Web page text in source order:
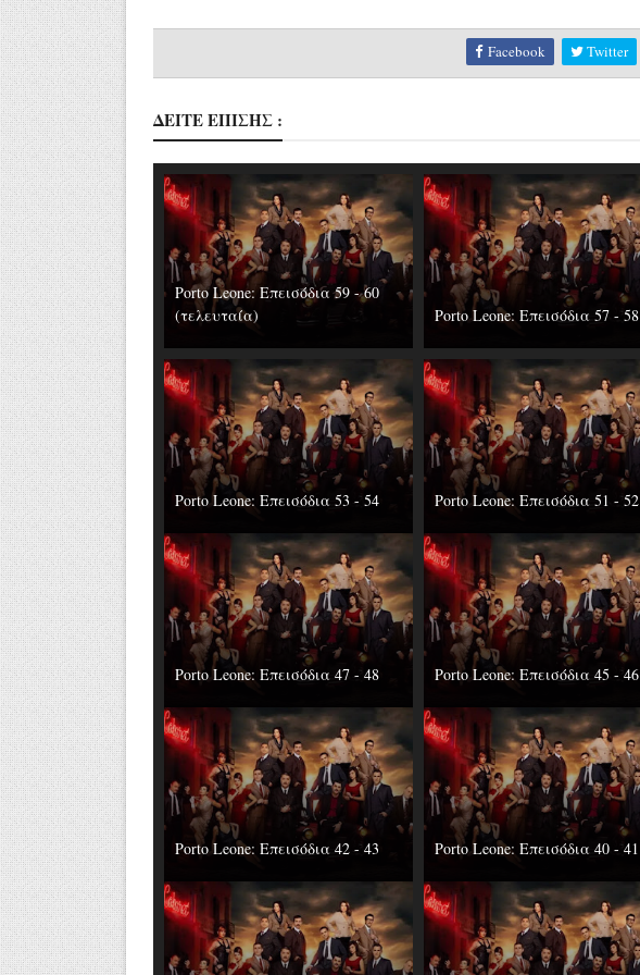
Facebook Twitter
ΔΕΙΤΕ ΕΠΙΣΗΣ :
Porto Leone: Επεισόδια 59 - 60
(τελευταία)
Porto Leone: Επεισόδια 57 - 58
Porto Leone: Επεισόδια 53 - 54 Porto Leone: Επεισόδια 51 - 52
Porto Leone: Επεισόδια 47 - 48 Porto Leone: Επεισόδια 45 - 46
Porto Leone: Επεισόδια 42 - 43 Porto Leone: Επεισόδια 40 - 41